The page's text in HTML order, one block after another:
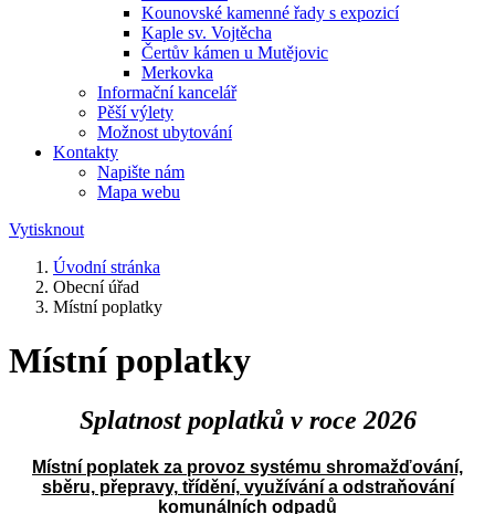
Kounovské kamenné řady s expozicí
Kaple sv. Vojtěcha
Čertův kámen u Mutějovic
Merkovka
Informační kancelář
Pěší výlety
Možnost ubytování
Kontakty
Napište nám
Mapa webu
Vytisknout
Úvodní stránka
Obecní úřad
Místní poplatky
Místní poplatky
Splatnost poplatků v roce 2026
Místní poplatek za provoz systému shromažďování,
sběru, přepravy, třídění, využívání a odstraňování
komunálních odpadů